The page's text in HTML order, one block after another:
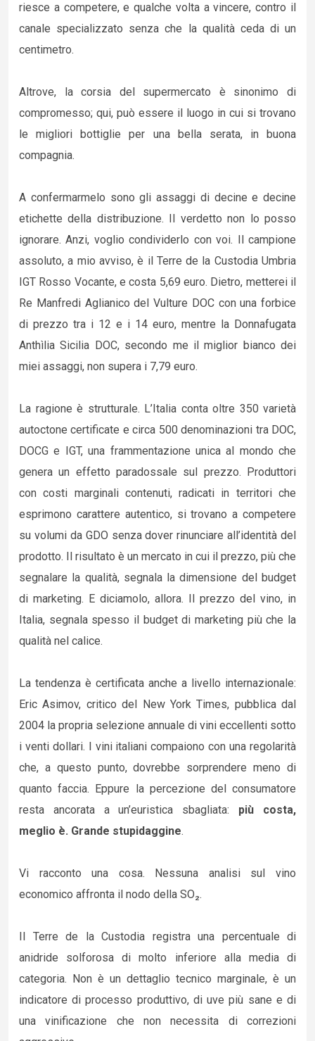
riesce a competere, e qualche volta a vincere, contro il
canale specializzato senza che la qualità ceda di un
centimetro.
Altrove, la corsia del supermercato è sinonimo di
compromesso; qui, può essere il luogo in cui si trovano
le migliori bottiglie per una bella serata, in buona
compagnia.
A confermarmelo sono gli assaggi di decine e decine
etichette della distribuzione. Il verdetto non lo posso
ignorare. Anzi, voglio condividerlo con voi. Il campione
assoluto, a mio avviso, è il Terre de la Custodia Umbria
IGT Rosso Vocante, e costa 5,69 euro. Dietro, metterei il
Re Manfredi Aglianico del Vulture DOC con una forbice
di prezzo tra i 12 e i 14 euro, mentre la Donnafugata
Anthìlia Sicilia DOC, secondo me il miglior bianco dei
miei assaggi, non supera i 7,79 euro.
La ragione è strutturale. L’Italia conta oltre 350 varietà
autoctone certificate e circa 500 denominazioni tra DOC,
DOCG e IGT, una frammentazione unica al mondo che
genera un effetto paradossale sul prezzo. Produttori
con costi marginali contenuti, radicati in territori che
esprimono carattere autentico, si trovano a competere
su volumi da GDO senza dover rinunciare all’identità del
prodotto. Il risultato è un mercato in cui il prezzo, più che
segnalare la qualità, segnala la dimensione del budget
di marketing. E diciamolo, allora. Il prezzo del vino, in
Italia, segnala spesso il budget di marketing più che la
qualità nel calice.
La tendenza è certificata anche a livello internazionale:
Eric Asimov, critico del New York Times, pubblica dal
2004 la propria selezione annuale di vini eccellenti sotto
i venti dollari. I vini italiani compaiono con una regolarità
che, a questo punto, dovrebbe sorprendere meno di
quanto faccia. Eppure la percezione del consumatore
resta ancorata a un’euristica sbagliata: più costa,
meglio è. Grande stupidaggine.
Vi racconto una cosa. Nessuna analisi sul vino
economico affronta il nodo della SO₂.
Il Terre de la Custodia registra una percentuale di
anidride solforosa di molto inferiore alla media di
categoria. Non è un dettaglio tecnico marginale, è un
indicatore di processo produttivo, di uve più sane e di
una vinificazione che non necessita di correzioni